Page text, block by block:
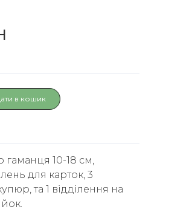
в кошик
гаманця 10-18 см,
для карток, 3
та 1 відділення на